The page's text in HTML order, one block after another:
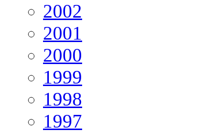
2002
2001
2000
1999
1998
1997